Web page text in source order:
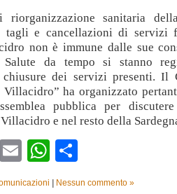
sanitaria
tagli e cancellazioni di servizi
non è immune dalle sue
Salute da tempo si stanno
dei servizi presenti. Il
Villacidro” ha organizzato
pubblica per
e nel resto della
TwitterEmailWhatsApp
Nessun commento »